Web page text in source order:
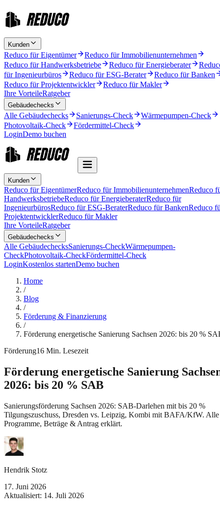
Kunden
Reduco für Eigentümer
Reduco für Immobilienunternehmen
Reduco für Handwerksbetriebe
Reduco für Energieberater
für Ingenieurbüros
Reduco für ESG-Berater
Reduco für Banken
Reduco für Projektentwickler
Reduco für Makler
Ihre VorteileRatgeber
Gebäudechecks
Alle Gebäudechecks Sanierungs-Check
Wärmepumpen-Check
Photovoltaik-Check
Fördermittel-Check
LoginDemo buchen
Kunden
Reduco für EigentümerReduco für ImmobilienunternehmenReduco
HandwerksbetriebeReduco für EnergieberaterReduco für
IngenieurbürosReduco für ESG-BeraterReduco für BankenReduco
ProjektentwicklerReduco für Makler
Ihre VorteileRatgeber
Gebäudechecks
Alle GebäudechecksSanierungs-CheckWärmepumpen-
CheckPhotovoltaik-CheckFördermittel-Check
LoginKostenlos startenDemo buchen
Home
/
Blog
/
Förderung & Finanzierung
/
Förderung energetische Sanierung Sachsen 2026: bis 20 %
Förderung16 Min. Lesezeit
Förderung energetische Sanierung
2026: bis 20 % SAB
Sanierungsförderung Sachsen 2026: SAB-Darlehen mit bis 20 %
Tilgungszuschuss, Dresden vs. Leipzig, Kombi mit BAFA/KfW. Alle
Programme, Beträge & Antrag erklärt.
Hendrik Stotz
17. Juni 2026
Aktualisiert: 14. Juli 2026